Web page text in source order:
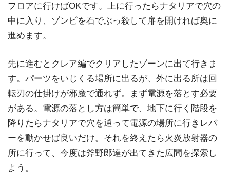
フロアに行けばOKです。上に行ったらナタリアで穴の
中に入り、ゾンビを石でぶっ殺して扉を開ければ奥に
進めます。
先に進むとクレア編でクリアしたゾーンに出て行きま
す。パーツをいじくる場所に出るが、外に出る所は回
転刃の仕掛けが邪魔で通れず。まず電源を落とす必要
がある。電源の落とし方は簡単で、地下に行く階段を
降りたらナタリアで穴を通って電源の場所に行きレバ
ーを動かせば良いだけ。それを終えたら火炎放射器の
所に行って、今度は斧野郎達が出てきた広間を探索し
よう。